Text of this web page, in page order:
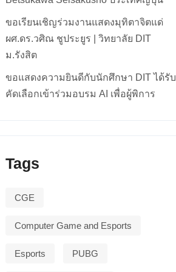
ขอเรียนเชิญร่วมงานแสดงมุทิตาจิตแด่
ผศ.ดร.วศิณ ชูประยูร | วิทยาลัย DIT
ม.รังสิต
ขอแสดงความยินดีกับนักศึกษา DIT ได้รับ
คัดเลือกเข้าร่วมอบรม AI เพื่อผู้พิการ
Tags
CGE
Computer Game and Esports
Esports PUBG